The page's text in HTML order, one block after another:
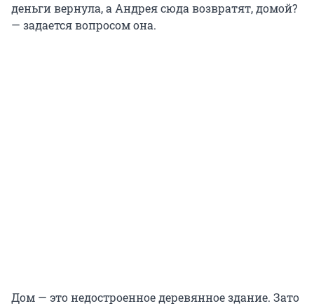
деньги вернула, а Андрея сюда возвратят, домой?
— задается вопросом она.
Дом — это недостроенное деревянное здание. Зато